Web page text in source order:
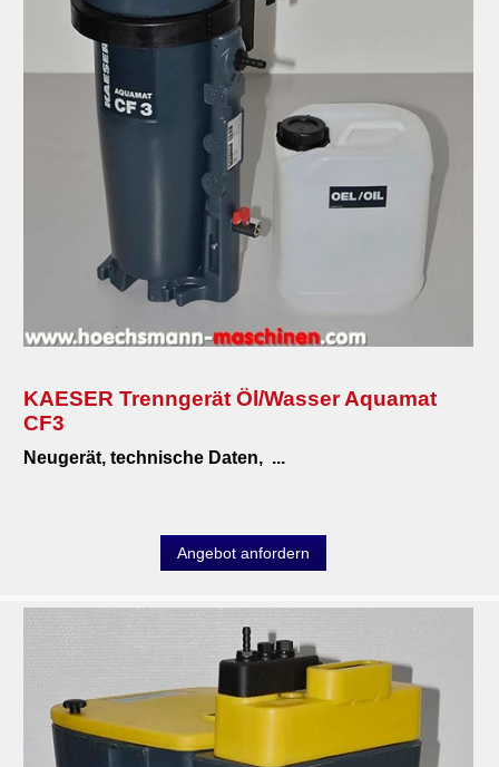
KAESER Trenngerät Öl/Wasser Aquamat
CF3
Neugerät, technische Daten, ...
Angebot anfordern